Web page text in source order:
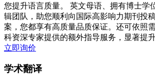
您提升语言质量。 英文母语、拥有博士学
辑团队，助您顺利向国际高影响力期刊投
案，您都享有高质量品质保证。还可依照
科资深专家提供的额外指导服务，显著提升
立即询价
学术翻译